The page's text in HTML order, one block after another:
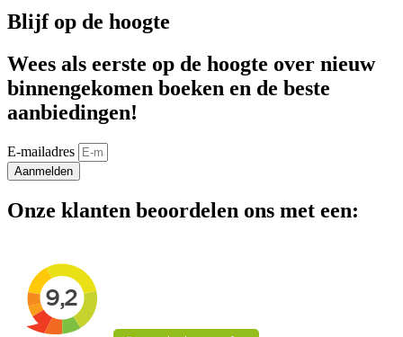
Blijf op de hoogte
Wees als eerste op de hoogte over nieuw
binnengekomen boeken en de beste
aanbiedingen!
E-mailadres
Aanmelden
Onze klanten beoordelen ons met een: